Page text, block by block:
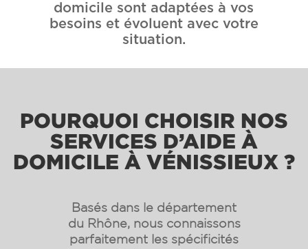
domicile sont adaptées à vos
besoins et évoluent avec votre
situation.
POURQUOI CHOISIR NOS
SERVICES D’AIDE À
DOMICILE À VÉNISSIEUX ?
Basés dans le département
du Rhône, nous connaissons
parfaitement les spécificités